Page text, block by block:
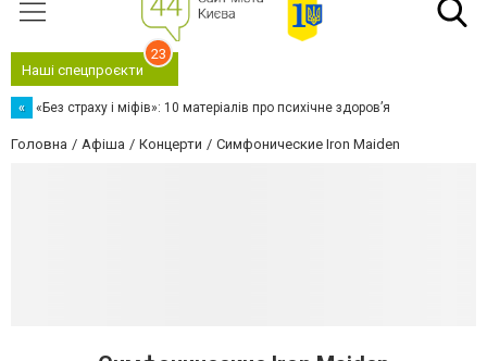
Наші спецпроєкти
23
« «Без страху і міфів»: 10 матеріалів про психічне здоров’я
Головна Афіша Концерти Симфонические Iron Maiden